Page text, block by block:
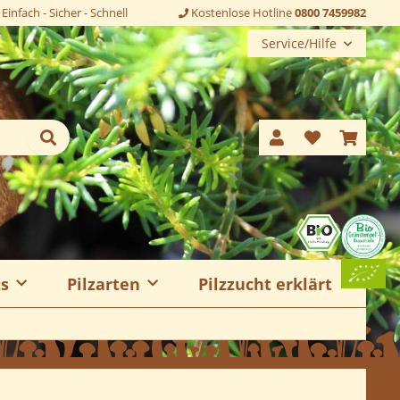
Einfach - Sicher - Schnell Kostenlose Hotline0800 7459982
Service/Hilfe
Pilzarten Pilzzucht erklärt